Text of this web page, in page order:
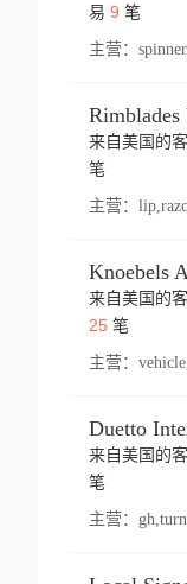
易 9 笔
主营：
来自美国的
笔
主营：
来自美国的
25笔
主营：
来自美国的
笔
主营：